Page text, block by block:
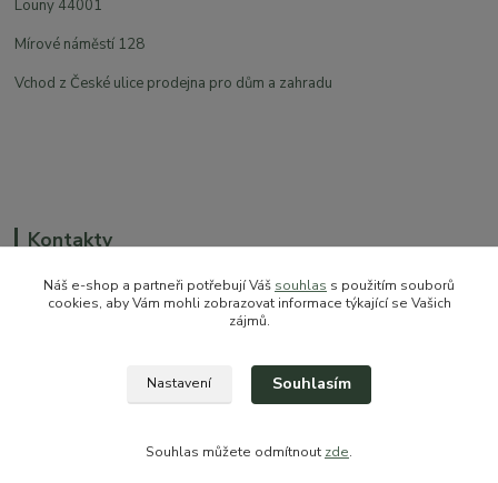
Louny 44001
Mírové náměstí 128
Vchod z České ulice prodejna pro dům a zahradu
Kontakty
sales@prokytky.cz
Náš e-shop a partneři potřebují Váš souhlas s použitím souborů
cookies, aby Vám mohli zobrazovat informace týkající se Vašich
zájmů.
Nastavení Souhlasím
Souhlas můžete odmítnout zde.